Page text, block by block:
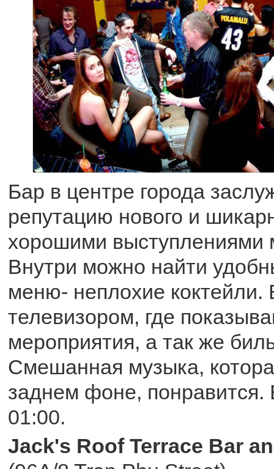
Бар в центре города
репутацию нового и
хорошими выступлениями
Внутри можно найти
меню- неплохие коктейли.
телевизором, где
мероприятия, а так же
Смешанная музыка,
заднем фоне, понравится.
01:00.
Jack's Roof Terrace Bar